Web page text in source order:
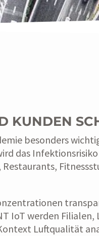
KUNDEN
besonders
das
IoT werden Filialen,
Luftqualität